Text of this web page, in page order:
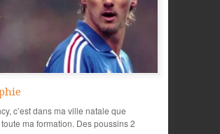
c’est dans ma ville natale que
toute ma formation. Des poussins 2